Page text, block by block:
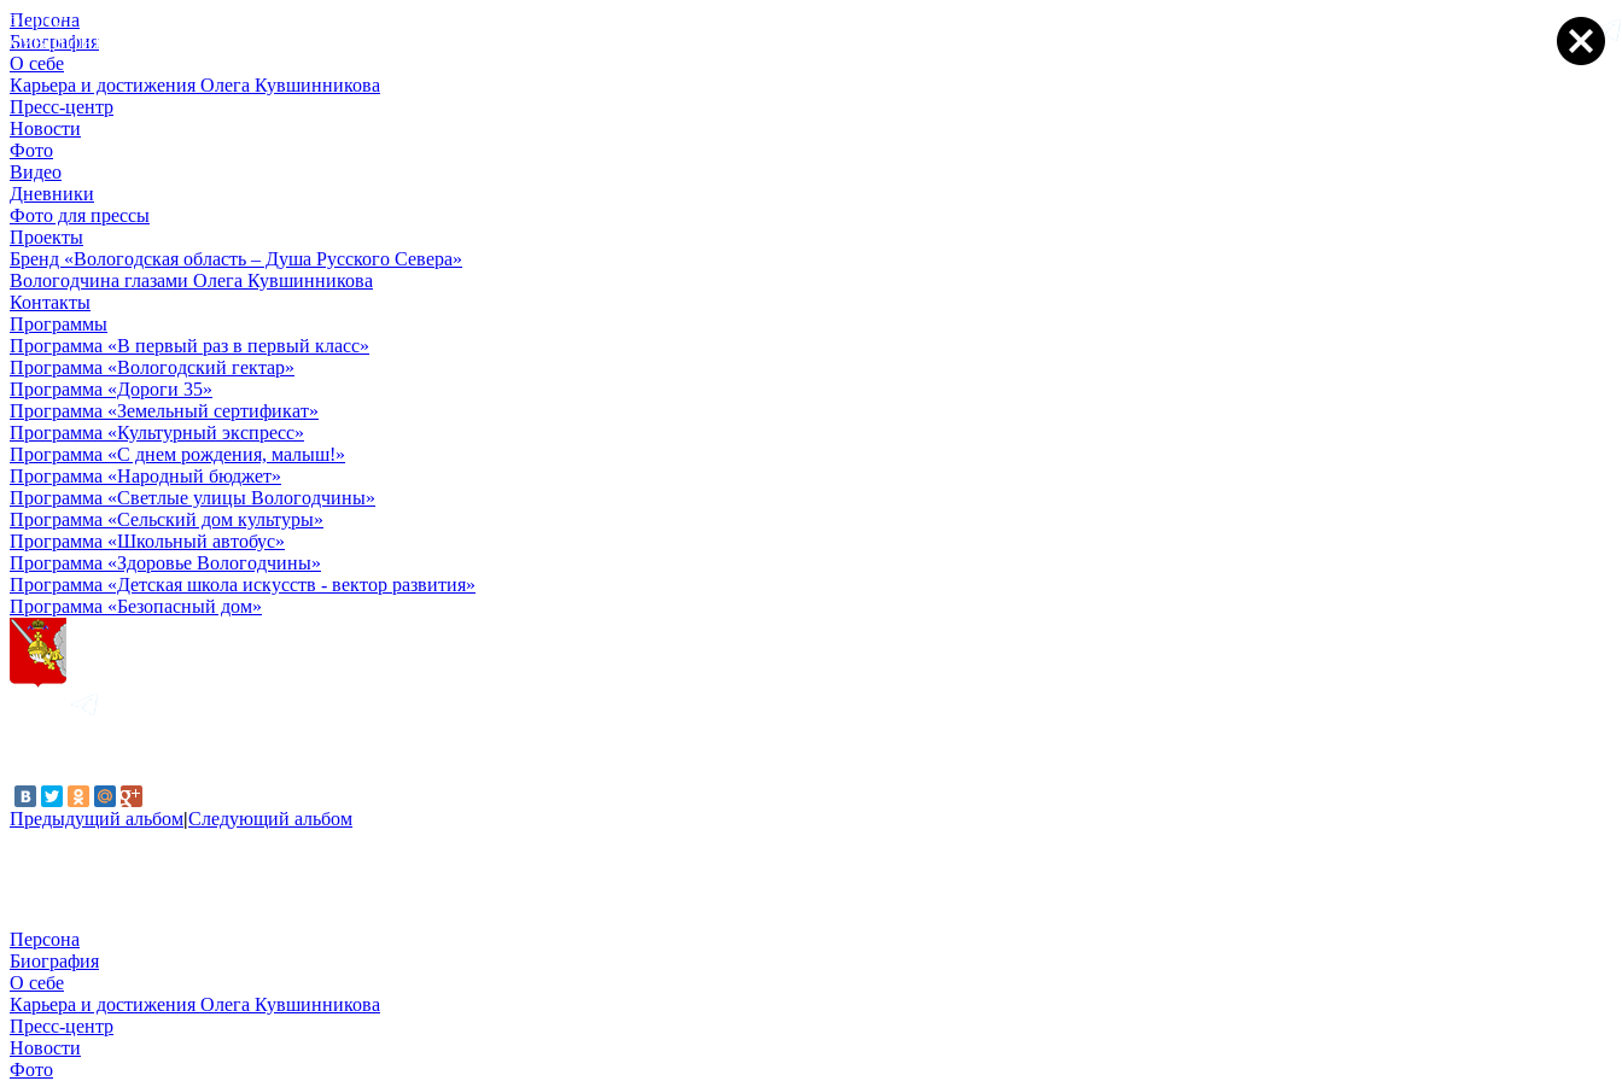
Персона
Биография
О себе
Карьера и достижения Олега Кувшинникова
Пресс-центр
Новости
Фото
Видео
Дневники
Фото для прессы
Проекты
Бренд «Вологодская область – Душа Русского Севера»
Вологодчина глазами Олега Кувшинникова
Контакты
Программы
Программа «В первый раз в первый класс»
Программа «Вологодский гектар»
Программа «Дороги 35»
Программа «Земельный сертификат»
Программа «Культурный экспресс»
Программа «С днем рождения, малыш!»
Программа «Народный бюджет»
Программа «Светлые улицы Вологодчины»
Программа «Сельский дом культуры»
Программа «Школьный автобус»
Программа «Здоровье Вологодчины»
Программа «Детская школа искусств - вектор развития»
Программа «Безопасный дом»
Предыдущий альбом|Следующий альбом
© 2012 - 2023,
КУВШИННИКОВ О.А.
Персона
Биография
О себе
Карьера и достижения Олега Кувшинникова
Пресс-центр
Новости
Фото